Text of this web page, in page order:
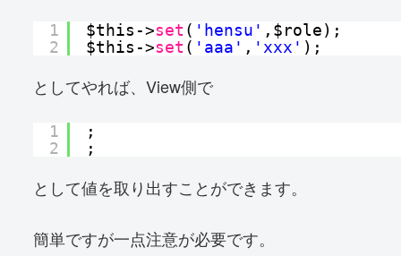
1
2
$this->set ( 'hensu' ,$role);
$this->set ( 'aaa' , 'xxx' );
としてやれば、View側で
1
2
;
;
として値を取り出すことができます。
簡単ですが一点注意が必要です。